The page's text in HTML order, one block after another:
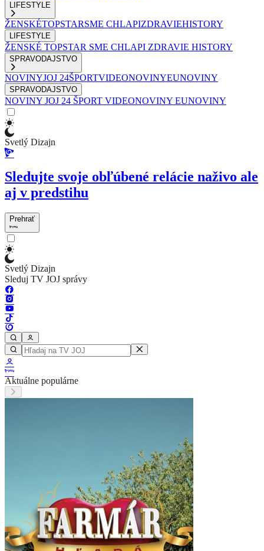
LIFESTYLE
ŽENSKÉTOPSTARSME CHLAPIZDRAVIEHISTORY
LIFESTYLE
ŽENSKÉ TOPSTAR SME CHLAPI ZDRAVIE HISTORY
SPRAVODAJSTVO
NOVINYJOJ 24ŠPORTVIDEONOVINYEUNOVINY
SPRAVODAJSTVO
NOVINY JOJ 24 ŠPORT VIDEONOVINY EUNOVINY
Svetlý Dizajn
Sledujte svoje obľúbené relácie naživo ale
aj v predstihu
Prehrať
Svetlý Dizajn
Sleduj TV JOJ správy
Aktuálne populárne